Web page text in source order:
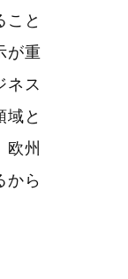
こと
が重
ネス
域と
欧州
から